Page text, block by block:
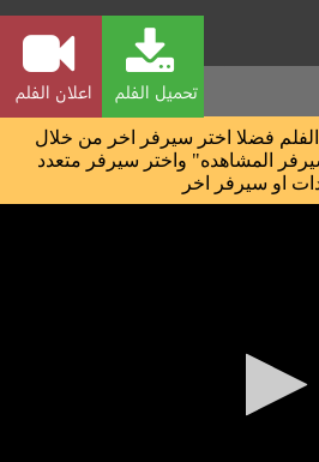
تحميل الفلم اعلان الفلم
فضلا اختر سيرفر اخر من خلال
المشاهده" واختر سيرفر متعدد
او سيرفر اخر